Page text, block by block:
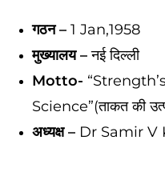
गठन – 1 Jan,1958
मुख्यालय –नई दिल्ली
Motto-
Science”(ताकत की
अध्यक्ष – Dr Samir V